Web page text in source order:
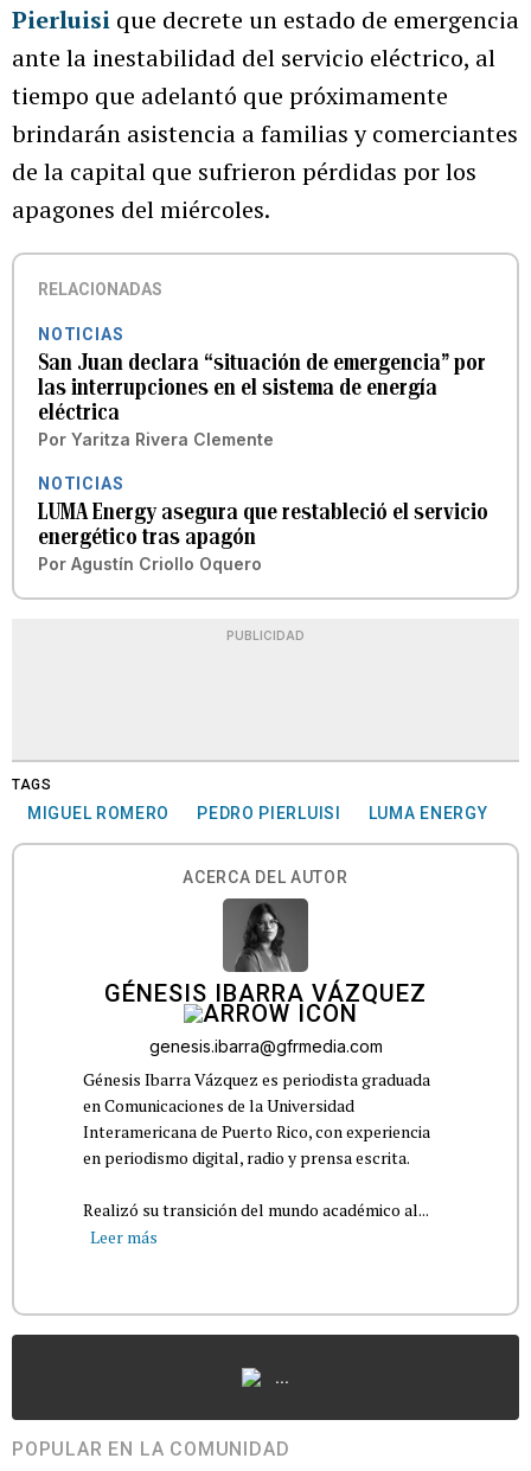
Pierluisi que decrete un estado de emergencia
ante la inestabilidad del servicio eléctrico, al
tiempo que adelantó que próximamente
brindarán asistencia a familias y comerciantes
de la capital que sufrieron pérdidas por los
apagones del miércoles.
RELACIONADAS
NOTICIAS
San Juan declara “situación de emergencia” por
las interrupciones en el sistema de energía
eléctrica
Por Yaritza Rivera Clemente
NOTICIAS
LUMA Energy asegura que restableció el servicio
energético tras apagón
Por Agustín Criollo Oquero
PUBLICIDAD
TAGS
MIGUEL ROMERO PEDRO PIERLUISI LUMA ENERGY
ACERCA DEL AUTOR
GÉNESIS IBARRA VÁZQUEZ
genesis.ibarra@gfrmedia.com
Génesis Ibarra Vázquez es periodista graduada
en Comunicaciones de la Universidad
Interamericana de Puerto Rico, con experiencia
en periodismo digital, radio y prensa escrita.
Realizó su transición del mundo académico al...
Leer más
...
POPULAR EN LA COMUNIDAD